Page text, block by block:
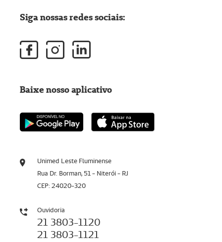
Unimed Leste Fluminense
Rua Dr. Borman, 51 - Niterói - RJ
CEP: 24020-320
Ouvidoria
21 3803-1120
21 3803-1121
Siga nossas redes sociais:
Baixe nosso aplicativo